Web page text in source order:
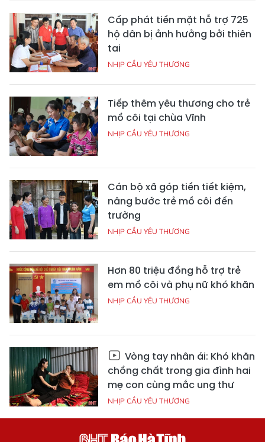
Cấp phát tiền mặt hỗ trợ 725
hộ dân bị ảnh hưởng bởi thiên
tai
NHỊP CẦU YÊU THƯƠNG
Tiếp thêm yêu thương cho trẻ
mồ côi tại chùa Vĩnh
NHỊP CẦU YÊU THƯƠNG
Cán bộ xã góp tiền tiết kiệm,
nâng bước trẻ mồ côi đến
trường
NHỊP CẦU YÊU THƯƠNG
Hơn 80 triệu đồng hỗ trợ trẻ
em mồ côi và phụ nữ khó khăn
NHỊP CẦU YÊU THƯƠNG
Vòng tay nhân ái: Khó khăn
chồng chất trong gia đình hai
mẹ con cùng mắc ung thư
NHỊP CẦU YÊU THƯƠNG